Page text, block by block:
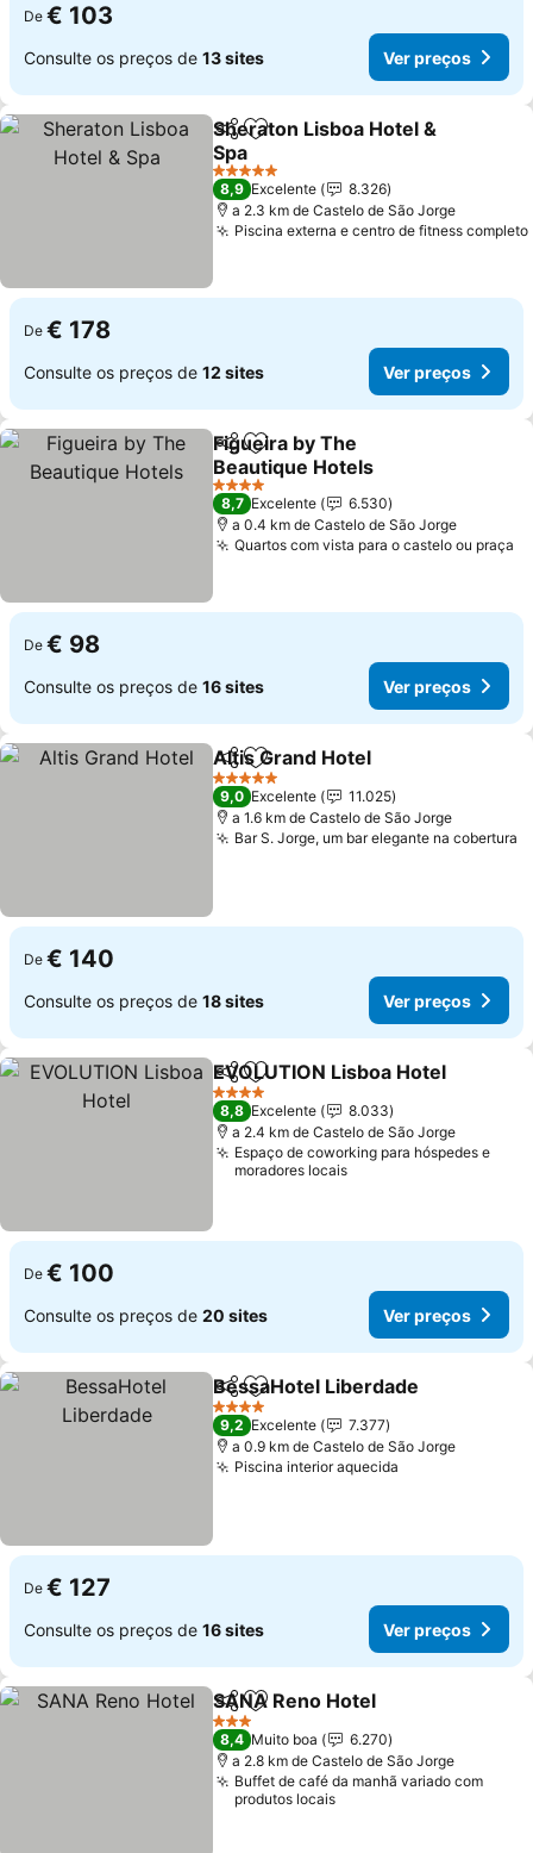
De € 103
Consulte os preços de 13 sites Ver preços
PartilharAdicionar aos favoritos
Sheraton Lisboa Hotel &
Spa
5 Estrelas
8,9 Excelente
8.326
a 2.3 km de Castelo de São Jorge
Piscina externa e centro de fitness completo
De € 178
Consulte os preços de 12 sites Ver preços
PartilharAdicionar aos favoritos
Figueira by The
Beautique Hotels
4 Estrelas
8,7 Excelente
6.530
a 0.4 km de Castelo de São Jorge
Quartos com vista para o castelo ou praça
De € 98
Consulte os preços de 16 sites Ver preços
PartilharAdicionar aos favoritos
Altis Grand Hotel
5 Estrelas
9,0 Excelente
11.025
a 1.6 km de Castelo de São Jorge
Bar S. Jorge, um bar elegante na cobertura
De € 140
Consulte os preços de 18 sites Ver preços
PartilharAdicionar aos favoritos
EVOLUTION Lisboa Hotel
4 Estrelas
8,8 Excelente
8.033
a 2.4 km de Castelo de São Jorge
Espaço de coworking para hóspedes e
moradores locais
De € 100
Consulte os preços de 20 sites Ver preços
PartilharAdicionar aos favoritos
BessaHotel Liberdade
4 Estrelas
9,2 Excelente
7.377
a 0.9 km de Castelo de São Jorge
Piscina interior aquecida
De € 127
Consulte os preços de 16 sites Ver preços
PartilharAdicionar aos favoritos
SANA Reno Hotel
3 Estrelas
8,4 Muito boa
6.270
a 2.8 km de Castelo de São Jorge
Buffet de café da manhã variado com
produtos locais